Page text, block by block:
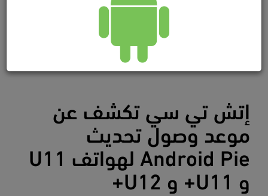
إتش تي سي تكشف عن
موعد وصول تحديث
Android Pie لهواتف U11
و U11+ و U12+